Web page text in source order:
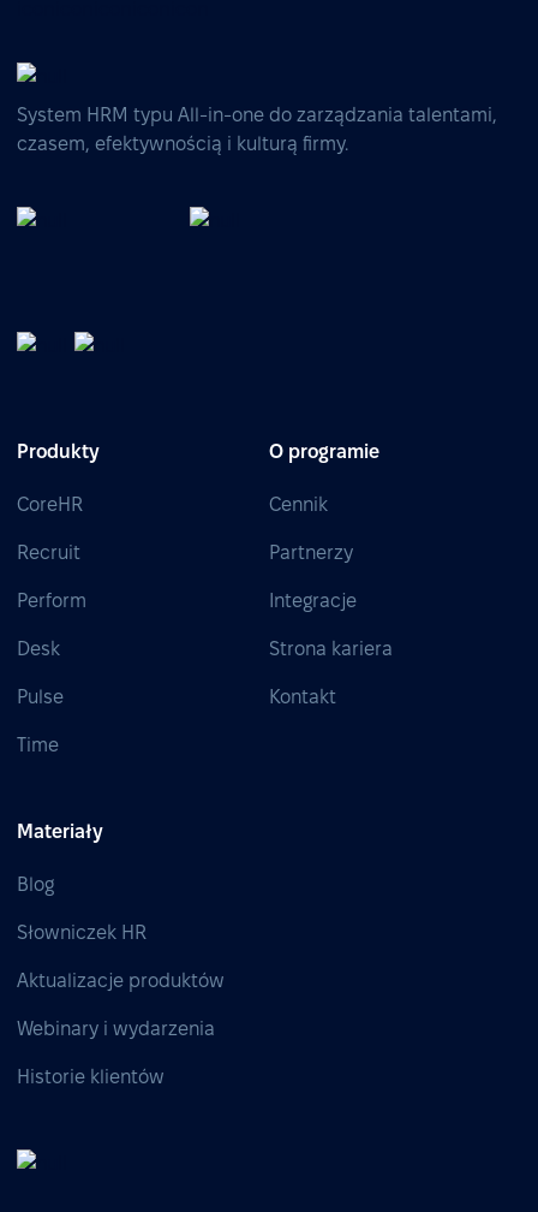
System HRM typu All-in-one do zarządzania talentami,
czasem, efektywnością i kulturą firmy.
Produkty
CoreHR
Recruit
Perform
Desk
Pulse
Time
O programie
Cennik
Partnerzy
Integracje
Strona kariera
Kontakt
Materiały
Blog
Słowniczek HR
Aktualizacje produktów
Webinary i wydarzenia
Historie klientów